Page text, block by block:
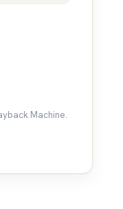
Machine.